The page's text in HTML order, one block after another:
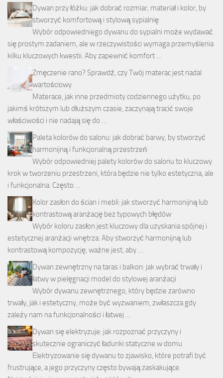
Dywan przy łóżku: jak dobrać rozmiar, materiał i kolor, by
stworzyć komfortową i stylową sypialnię
Wybór odpowiedniego dywanu do sypialni może wydawać
się prostym zadaniem, ale w rzeczywistości wymaga przemyślenia
kilku kluczowych kwestii. Aby zapewnić komfort …
Zmęczenie rano? Sprawdź, czy Twój materac jest nadal
wartościowy
Materace, jak inne przedmioty codziennego użytku, po
jakimś krótszym lub dłuższym czasie, zaczynają tracić swoje
właściwości i nie nadają się do …
Paleta kolorów do salonu: jak dobrać barwy, by stworzyć
harmonijną i funkcjonalną przestrzeń
Wybór odpowiedniej palety kolorów do salonu to kluczowy
krok w tworzeniu przestrzeni, która będzie nie tylko estetyczna, ale
i funkcjonalna. Często …
Kolor zasłon do ścian i mebli: jak stworzyć harmonijną lub
kontrastową aranżację bez typowych błędów
Wybór koloru zasłon jest kluczowy dla uzyskania spójnej i
estetycznej aranżacji wnętrza. Aby stworzyć harmonijną lub
kontrastową kompozycję, ważne jest, aby …
Dywan zewnętrzny na taras i balkon: jak wybrać trwały i
łatwy w pielęgnacji model do stylowej aranżacji
Wybór dywanu zewnętrznego, który będzie zarówno
trwały, jak i estetyczny, może być wyzwaniem, zwłaszcza gdy
zależy nam na funkcjonalności i łatwej …
Dywan się elektryzuje: jak rozpoznać przyczyny i
skutecznie ograniczyć ładunki statyczne w domu
Elektryzowanie się dywanu to zjawisko, które potrafi być
frustrujące, a jego przyczyny często bywają zaskakujące.